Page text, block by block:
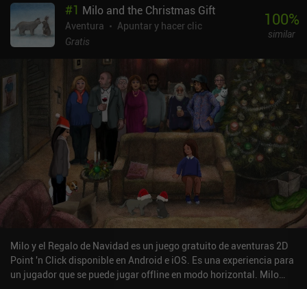
#1 Milo and the Christmas Gift
Aventura
Apuntar y hacer clic
Gratis
100%
similar
Milo y el Regalo de Navidad es un juego gratuito de aventuras 2D
Point 'n Click disponible en Android e iOS. Es una experiencia para
un jugador que se puede jugar offline en modo horizontal. Milo